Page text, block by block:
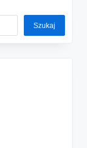
Szukaj